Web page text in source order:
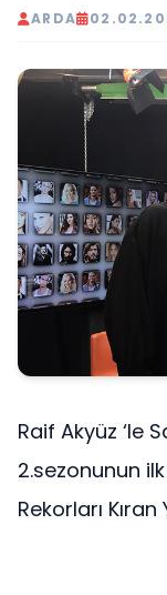
ARDA
Raif Akyüz ‘le
2.sezonunun
Rekorları Kıran